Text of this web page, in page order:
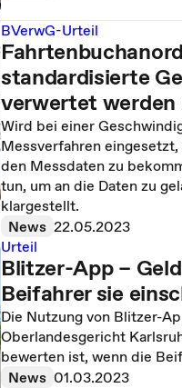
BVerwG-Urteil
standardisierte
verwertet werden
Wird bei einer
Messverfahren
den Messdaten zu
tun, um an die Daten zu
klargestellt.
News 22.05.2023
Urteil
Blitzer-App –
Beifahrer sie
Die Nutzung von Blitzer-
Oberlandesgericht
bewerten ist, wenn die
News 01.03.2023